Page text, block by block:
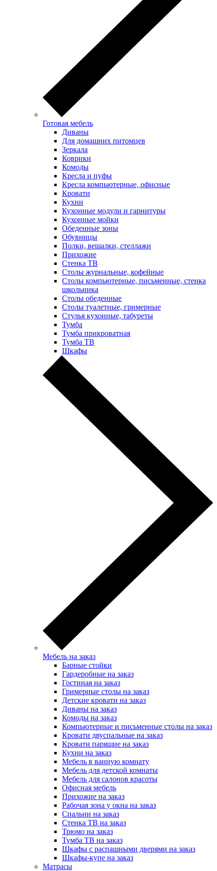
Готовая мебель
Диваны
Для домашних питомцев
Зеркала
Коврики
Комоды
Кресла и пуфы
Кресла компьютерные, офисные
Кровати
Кухни
Кухонные модули и гарнитуры
Кухонные мойки
Обеденные зоны
Обувницы
Полки, вешалки, стеллажи
Прихожие
Стенка ТВ
Столы журнальные, кофейные
Столы компьютерные, письменные, стенка
школьника
Столы обеденные
Столы туалетные, гримерные
Стулья кухонные, табуреты
Тумба
Тумба прикроватная
Тумба ТВ
Шкафы
Мебель на заказ
Барные стойки
Гардеробные на заказ
Гостиная на заказ
Гримерные столы на заказ
Детские кровати на заказ
Диваны на заказ
Комоды на заказ
Компьютерные и письменные столы на заказ
Кровати двуспальные на заказ
Кровати парящие на заказ
Кухни на заказ
Мебель в ванную комнату
Мебель для детской комнаты
Мебель для салонов красоты
Офисная мебель
Прихожие на заказ
Рабочая зона у окна на заказ
Спальни на заказ
Стенка ТВ на заказ
Трюмо на заказ
Тумба ТВ на заказ
Шкафы с распашными дверями на заказ
Шкафы-купе на заказ
Матрасы